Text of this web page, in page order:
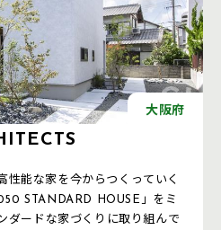
大阪府
能な家を今からつくっていく
STANDARD HOUSE」をミ
ダードな家づくりに取り組んで